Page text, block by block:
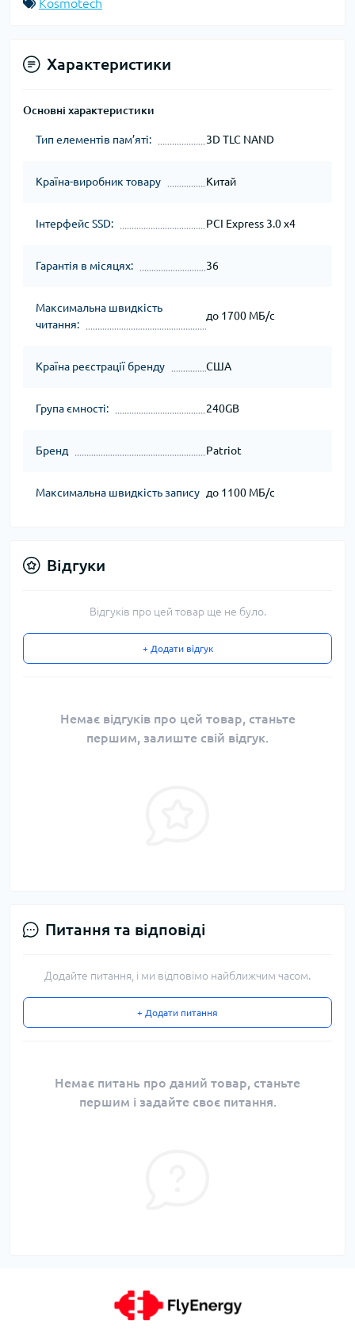
Kosmotech
Характеристики
Основні характеристики
Тип елементів пам’яті: 3D TLC NAND
Країна-виробник товару Китай
Інтерфейс SSD: PCI Express 3.0 x4
Гарантія в місяцях: 36
Максимальна швидкість
читання:
до 1700 МБ/с
Країна реєстрації бренду США
Група ємності: 240GB
Бренд Patriot
Максимальна швидкість запису до 1100 МБ/с
Відгуки
Відгуків про цей товар ще не було.
+ Додати відгук
Немає відгуків про цей товар, станьте
першим, залиште свій відгук.
Питання та відповіді
Додайте питання, і ми відповімо найближчим часом.
+ Додати питання
Немає питань про даний товар, станьте
першим і задайте своє питання.